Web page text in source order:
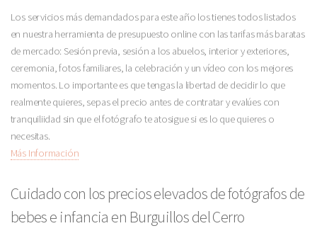
Los servicios más demandados para este año los tienes todos listados
en nuestra herramienta de presupuesto online con las tarifas más baratas
de mercado: Sesión previa, sesión a los abuelos, interior y exteriores,
ceremonia, fotos familiares, la celebración y un vídeo con los mejores
momentos. Lo importante es que tengas la libertad de decidir lo que
realmente quieres, sepas el precio antes de contratar y evalúes con
tranquiliidad sin que el fotógrafo te atosigue si es lo que quieres o
necesitas.
Más Información
Cuidado con los precios elevados de fotógrafos de
bebes e infancia en Burguillos del Cerro